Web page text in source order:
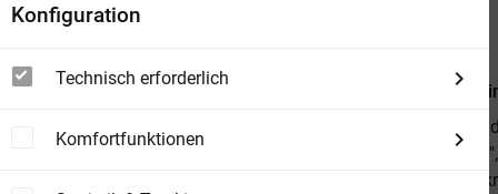
Mit farbigen Bildern von Katrin Engelking
Astrid
Auf in die
und Annika
Konfiguration
Technisch erforderlich
Komfortfunktionen